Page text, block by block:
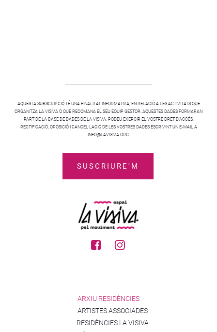
AQUESTA SUBSCRIPCIÓ TÉ UNA FINALITAT INFORMATIVA, EN RELACIÓ A LES ACTIVITATS QUE
ORGANITZA LA VISIVA O QUE RECOMANA EL SEU EQUIP GESTOR. AQUESTES DADES FORMARAN
PART DE LA BASE DE DADES DE LA VISIVA. PODEU EXERCIR EL VOSTRE DRET D’ACCÉS,
RECTIFICACIÓ, OPOSICIÓ I CANCEL·LACIÓ DE LES VOSTRES DADES ESCRIVINT UN E-MAIL A
INFO@LAVISIVA.ORG.
ARXIU RESIDÈNCIES
ARTISTES ASSOCIADES
RESIDÈNCIES LA VISIVA